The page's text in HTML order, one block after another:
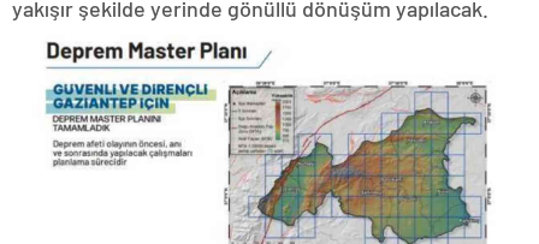
yakışır şekilde yerinde gönüllü dönüşüm yapılacak.